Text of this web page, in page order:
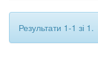
Результати 1-1 зі 1.